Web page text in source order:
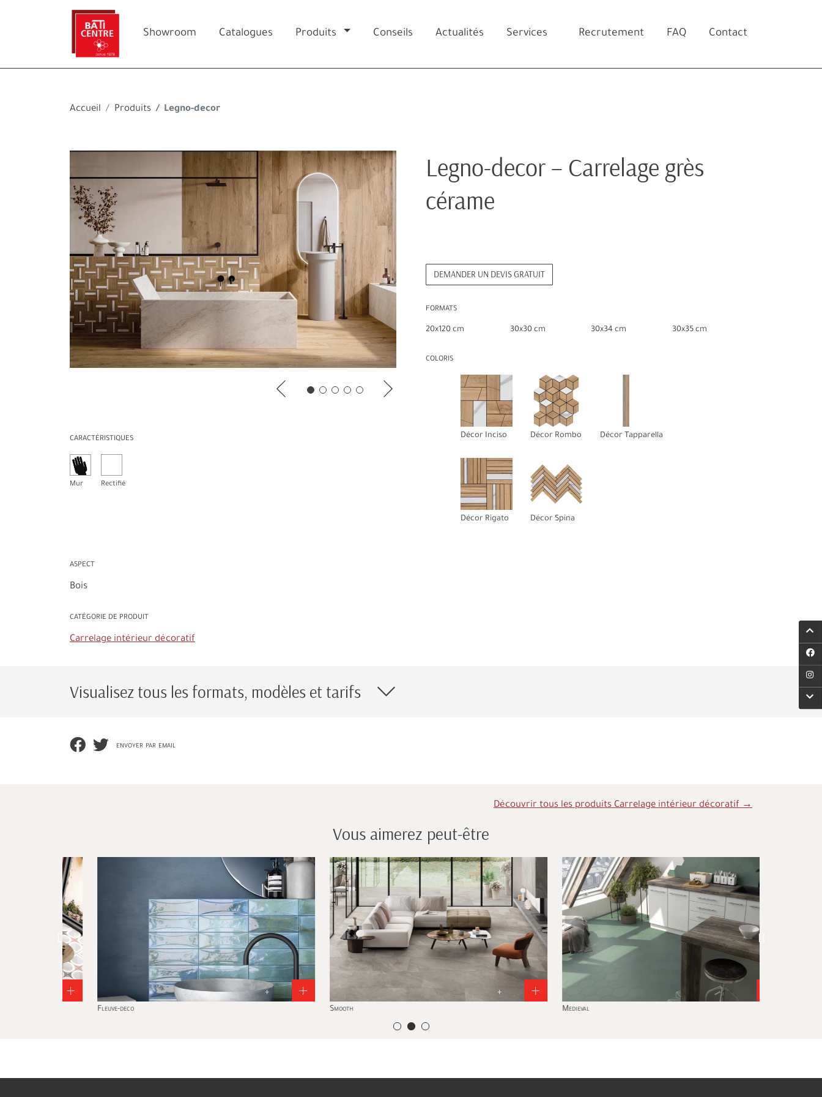
Accueil Produits Legno-decor
CARACTÉRISTIQUES
Mur Rectifié
Legno-decor – Carrelage grès
cérame
DEMANDER UN DEVIS GRATUIT
FORMATS
20x120 cm 30x30 cm 30x34 cm 30x35 cm
COLORIS
Décor Inciso
Décor Rigato
Décor Rombo
Décor Spina
Décor Tapparella
ASPECT
Bois
CATÉGORIE DE PRODUIT
Carrelage intérieur décoratif
Visualisez tous les formats, modèles et tarifs
envoyer par email
Découvrir tous les produits Carrelage intérieur décoratif →
Vous aimerez peut-être
Fleuve-deco
Showroom Catalogues Produits Conseils Actualités Services Recrutement FAQ Contact